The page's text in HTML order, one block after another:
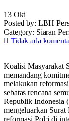
13 Okt
Posted by: LBH Pers
Category: Siaran
Tidak ada
Koalisi Masyarakat
memandang
melakukan
sebatas rencana
Republik Indonesia
mengeluarkan Surat
reformasi Polri di